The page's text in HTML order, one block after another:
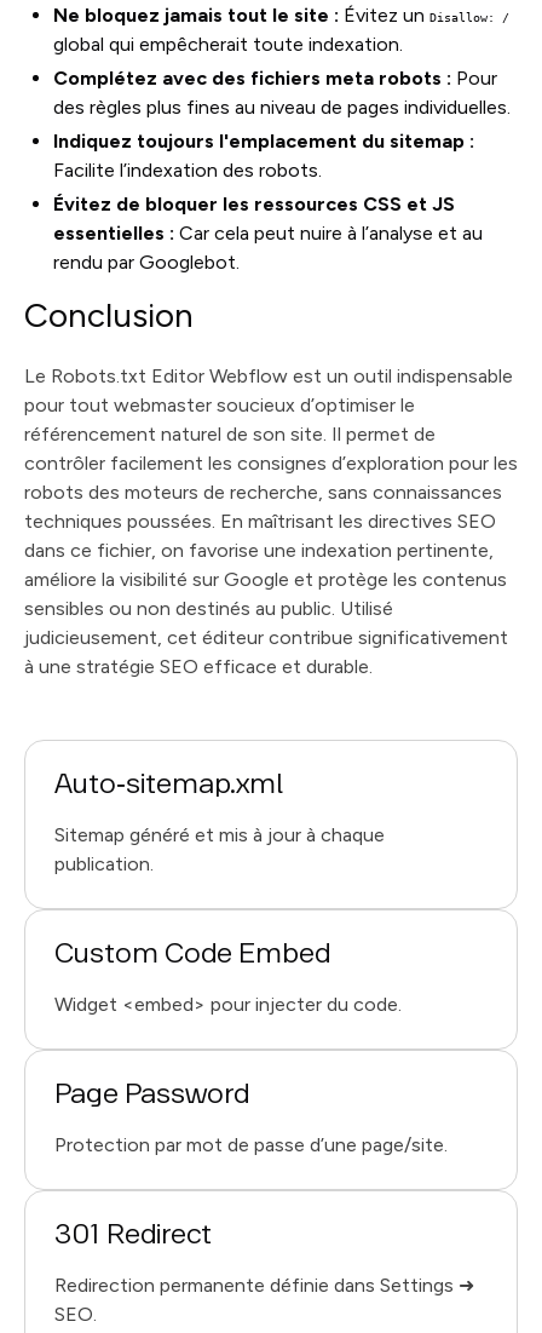
Ne bloquez jamais tout le site : Évitez un Disallow: /
global qui empêcherait toute indexation.
Complétez avec des fichiers meta robots : Pour
des règles plus fines au niveau de pages individuelles.
Indiquez toujours l'emplacement du sitemap :
Facilite l’indexation des robots.
Évitez de bloquer les ressources CSS et JS
essentielles : Car cela peut nuire à l’analyse et au
rendu par Googlebot.
Conclusion
Le Robots.txt Editor Webflow est un outil indispensable
pour tout webmaster soucieux d’optimiser le
référencement naturel de son site. Il permet de
contrôler facilement les consignes d’exploration pour les
robots des moteurs de recherche, sans connaissances
techniques poussées. En maîtrisant les directives SEO
dans ce fichier, on favorise une indexation pertinente,
améliore la visibilité sur Google et protège les contenus
sensibles ou non destinés au public. Utilisé
judicieusement, cet éditeur contribue significativement
à une stratégie SEO efficace et durable.
Auto‑sitemap.xml
Sitemap généré et mis à jour à chaque
publication.
Custom Code Embed
Widget <embed> pour injecter du code.
Page Password
Protection par mot de passe d’une page/site.
301 Redirect
Redirection permanente définie dans Settings ➜
SEO.